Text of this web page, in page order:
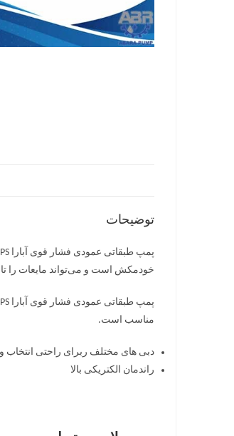
توضیحات
خودمکش است و می‌تواند مایعات را تا حداکثر دمای 140 درجه
مناسب است.
دبی های مختلف ربرای راحتی انتخاب
راندمان الکتریکی بالا